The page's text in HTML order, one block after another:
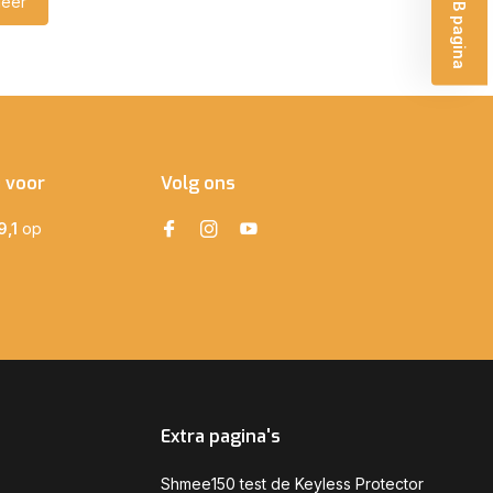
voor
op
Volg ons
Extra pagina's
Shmee150 test de Keyless Protector